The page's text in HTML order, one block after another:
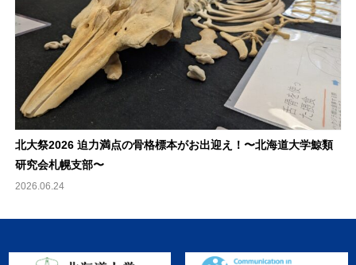
北大祭2026 迫力満点の骨格標本がお出迎え！〜北海道大学鯨類
研究会札幌支部〜
2026.06.24